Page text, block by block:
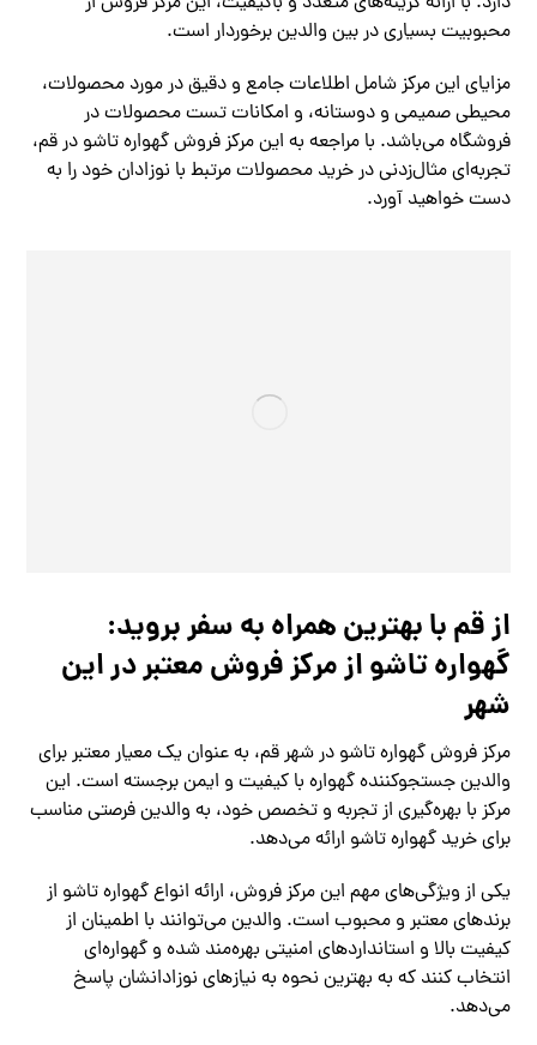
محبوبیت بسیاری در بین والدین برخوردار است.
مزایای این مرکز شامل اطلاعات جامع و دقیق در مورد محصولات،
محیطی صمیمی و دوستانه، و امکانات تست محصولات در
فروشگاه می‌باشد. با مراجعه به این مرکز فروش گهواره تاشو در قم،
تجربه‌ای مثال‌زدنی در خرید محصولات مرتبط با نوزادان خود را به
دست خواهید آورد.
از قم با بهترین همراه به سفر بروید:
گهواره تاشو از مرکز فروش معتبر در این
شهر
مرکز فروش گهواره تاشو در شهر قم، به عنوان یک معیار معتبر برای
والدین جستجوکننده گهواره با کیفیت و ایمن برجسته است. این
مرکز با بهره‌گیری از تجربه و تخصص خود، به والدین فرصتی مناسب
برای خرید گهواره تاشو ارائه می‌دهد.
یکی از ویژگی‌های مهم این مرکز فروش، ارائه انواع گهواره تاشو از
برندهای معتبر و محبوب است. والدین می‌توانند با اطمینان از
کیفیت بالا و استانداردهای امنیتی بهره‌مند شده و گهواره‌ای
انتخاب کنند که به بهترین نحوه به نیازهای نوزادانشان پاسخ
می‌دهد.